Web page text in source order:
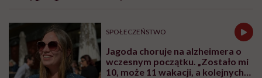
SPOŁECZEŃSTWO
Jagoda choruje na alzheimera o
wczesnym początku. „Zostało mi
10, może 11 wakacji, a kolejnych